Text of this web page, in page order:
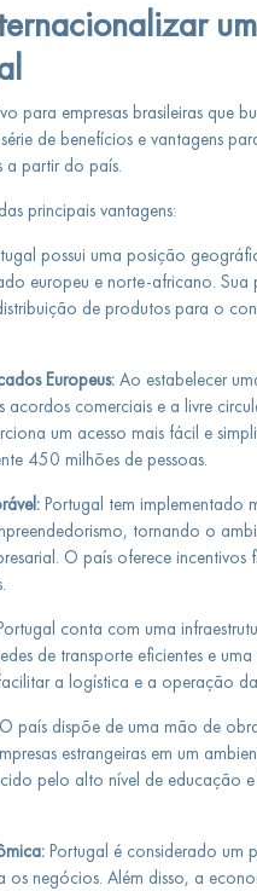
para empresas brasileiras que
de benefícios e vantagens
a partir do país.
principais vantagens:
possui uma posição
europeu e norte-africano. Sua
de produtos para o
Europeus:Ao estabelecer
acordos comerciais e a livre
um acesso mais fácil e
450 milhões de pessoas.
Portugal tem implementado
tornando o
O país oferece incentivos
conta com uma
de transporte eficientes e
a logística e a operação
O país dispõe de uma mão de
estrangeiras em um
pelo alto nível de educação
Portugal é considerado um
os negócios. Além disso, a